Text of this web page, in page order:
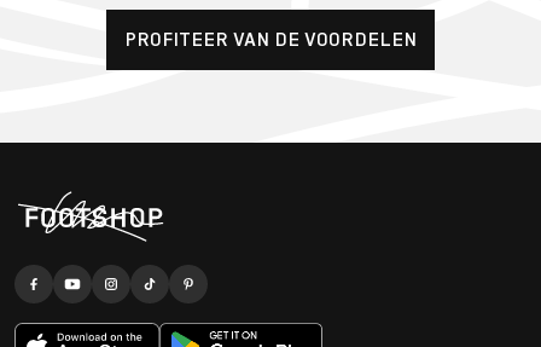
PROFITEER VAN DE VOORDELEN